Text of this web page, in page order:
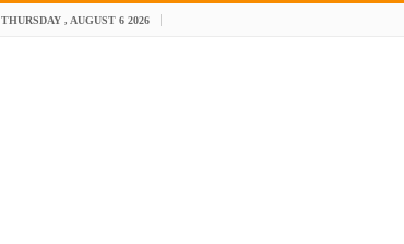
THURSDAY , AUGUST 6 2026